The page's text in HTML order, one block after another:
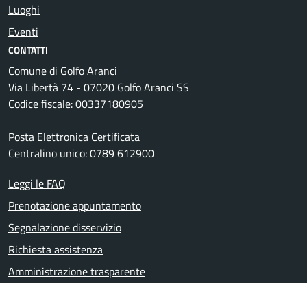
Luoghi
Eventi
CONTATTI
Comune di Golfo Aranci
Via Libertà 74 - 07020 Golfo Aranci SS
Codice fiscale: 00337180905
Posta Elettronica Certificata
Centralino unico: 0789 612900
Leggi le FAQ
Prenotazione appuntamento
Segnalazione disservizio
Richiesta assistenza
Amministrazione trasparente